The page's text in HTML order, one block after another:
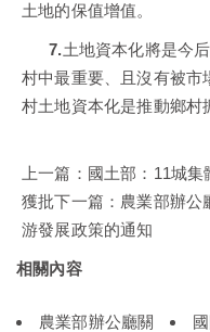
土地的保值增值。
7.土地資本化將是今
村中最重要、且沒有被市
村土地資本化是推動鄉村
上一篇： 國土部：11城
獲批下一篇： 農業部辦公
游發展政策的通知
相關內容
農業部辦公廳關